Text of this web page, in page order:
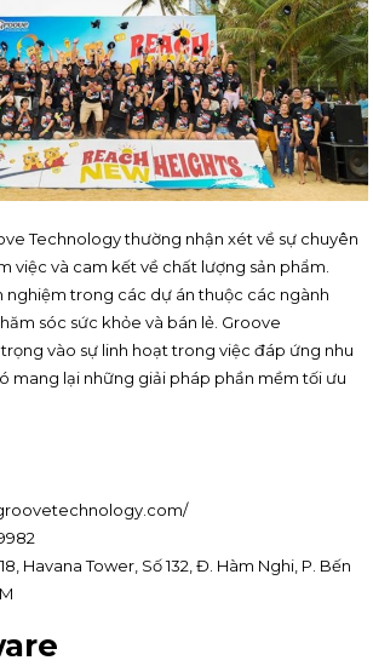
Technology thường nhận xét về sự chuyên
việc và cam kết về chất lượng sản phẩm.
nghiệm trong các dự án thuộc các ngành
sóc sức khỏe và bán lẻ. Groove
vào sự linh hoạt trong việc đáp ứng nhu
mang lại những giải pháp phần mềm tối ưu
Havana Tower, Số 132, Đ. Hàm Nghi, P. Bến